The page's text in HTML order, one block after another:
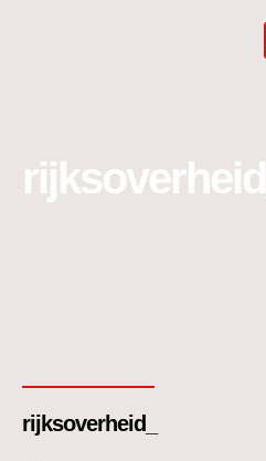
rijksoverheid_
rijksoverheid_